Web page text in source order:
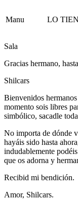
Manu LO
Sala
Gracias hermano,
Shilcars
Bienvenidos
momento sois libres
simbólico, sacadle
No importa de dónde
hayáis sido hasta
indudablemente
que os adorna y
Recibid mi bendición.
Amor, Shilcars.